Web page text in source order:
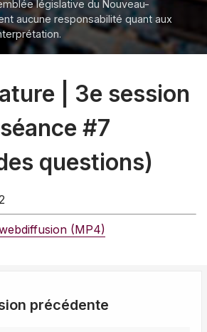
législative du Nouveau-
aucune responsabilité quant aux
| 3e session
#7
questions)
(MP4)
précédente